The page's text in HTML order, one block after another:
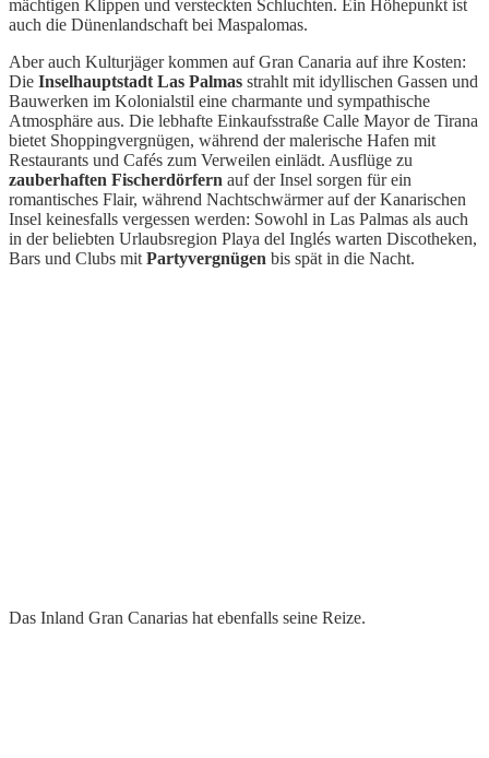
mächtigen Klippen und versteckten Schluchten. Ein Höhepunkt ist
auch die Dünenlandschaft bei Maspalomas.
Aber auch Kulturjäger kommen auf Gran Canaria auf ihre Kosten:
Die Inselhauptstadt Las Palmas strahlt mit idyllischen Gassen und
Bauwerken im Kolonialstil eine charmante und sympathische
Atmosphäre aus. Die lebhafte Einkaufsstraße Calle Mayor de Tirana
bietet Shoppingvergnügen, während der malerische Hafen mit
Restaurants und Cafés zum Verweilen einlädt. Ausflüge zu
zauberhaften Fischerdörfern auf der Insel sorgen für ein
romantisches Flair, während Nachtschwärmer auf der Kanarischen
Insel keinesfalls vergessen werden: Sowohl in Las Palmas als auch
in der beliebten Urlaubsregion Playa del Inglés warten Discotheken,
Bars und Clubs mit Partyvergnügen bis spät in die Nacht.
Das Inland Gran Canarias hat ebenfalls seine Reize.